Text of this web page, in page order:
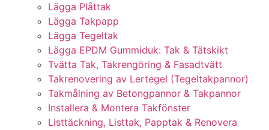
Lägga Plåttak
Lägga Takpapp
Lägga Tegeltak
Lägga EPDM Gummiduk: Tak & Tätskikt
Tvätta Tak, Takrengöring & Fasadtvätt
Takrenovering av Lertegel (Tegeltakpannor)
Takmålning av Betongpannor & Takpannor
Installera & Montera Takfönster
Listtäckning, Listtak, Papptak & Renovera